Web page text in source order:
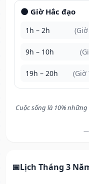
🌑 Giờ Hắc đạo
1h – 2h
9h – 10h
19h – 20h (Giờ
Cuộc sống là 10%
—
Lịch Tháng 3